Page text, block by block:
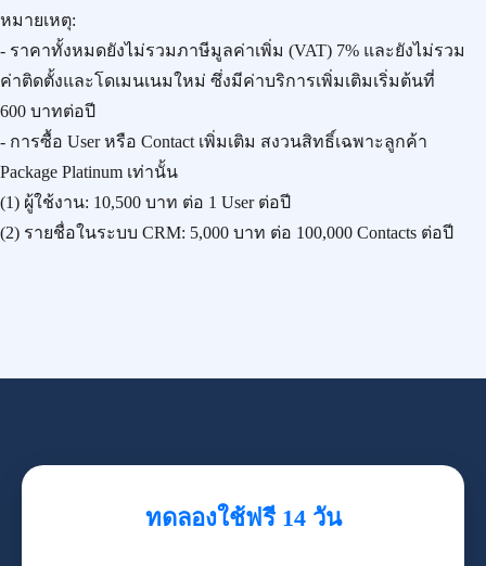
หมายเหตุ:
- ราคาทั้งหมดยังไม่รวมภาษีมูลค่าเพิ่ม (VAT) 7% และยังไม่รวม
ค่าติดตั้งและโดเมนเนมใหม่ ซึ่งมีค่าบริการเพิ่มเติมเริ่มต้นที่
600 บาทต่อปี
- การซื้อ User หรือ Contact เพิ่มเติม สงวนสิทธิ์เฉพาะลูกค้า
Package Platinum เท่านั้น
(1) ผู้ใช้งาน: 10,500 บาท ต่อ 1 User ต่อปี
(2) รายชื่อในระบบ CRM: 5,000 บาท ต่อ 100,000 Contacts ต่อปี
ทดลองใช้ฟรี 14 วัน